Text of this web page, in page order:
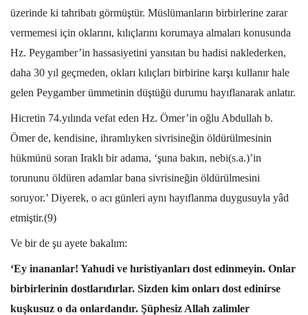
üzerinde ki tahribatı görmüştür. Müslümanların birbirlerine zarar
vermemesi için oklarını, kılıçlarını korumaya almaları konusunda
Hz. Peygamber’in hassasiyetini yansıtan bu hadisi naklederken,
daha 30 yıl geçmeden, okları kılıçları birbirine karşı kullanır hale
gelen Peygamber ümmetinin düştüğü durumu hayıflanarak anlatır.
Hicretin 74.yılında vefat eden Hz. Ömer’in oğlu Abdullah b.
Ömer de, kendisine, ihramlıyken sivrisineğin öldürülmesinin
hükmünü soran Iraklı bir adama, ‘şuna bakın, nebi(s.a.)’in
torununu öldüren adamlar bana sivrisineğin öldürülmesini
soruyor.’ Diyerek, o acı günleri aynı hayıflanma duygusuyla yâd
etmiştir.(9)
Ve bir de şu ayete bakalım:
‘Ey inananlar! Yahudi ve hıristiyanları dost edinmeyin. Onlar
birbirlerinin dostlarıdırlar. Sizden kim onları dost edinirse
kuşkusuz o da onlardandır. Şüphesiz Allah zalimler